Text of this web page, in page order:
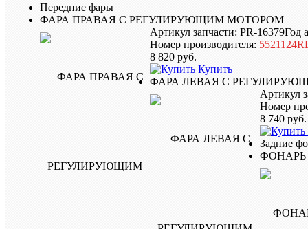
Передние фары
ФАРА ПРАВАЯ С РЕГУЛИРУЮЩИМ МОТОРОМ
Артикул запчасти: PR-16379Год
Номер производителя:
8 820 руб.
Купить
ФАРА ЛЕВАЯ С
Артикул
Номер
8 740 руб.
Задние